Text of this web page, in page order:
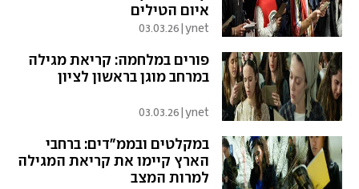
איום הטילים
ynet
|
03.03.26
פורים במלחמה: קריאת מגילה
במרחב מוגן בראשון לציון
ynet
|
03.03.26
במקלטים ובממ"דים: ברחבי
הארץ קיימו את קריאת המגילה
למרות המצב